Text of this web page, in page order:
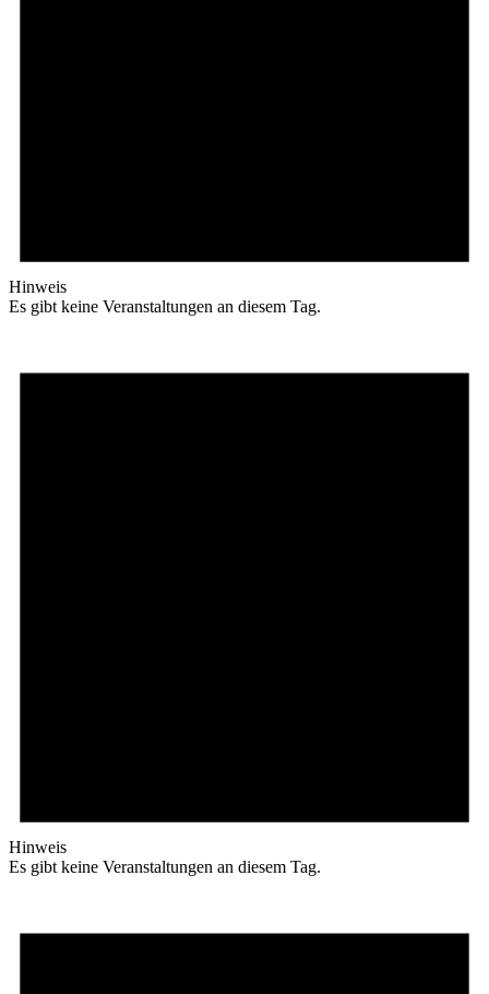
Hinweis
Es gibt keine Veranstaltungen an diesem Tag.
Hinweis
Es gibt keine Veranstaltungen an diesem Tag.